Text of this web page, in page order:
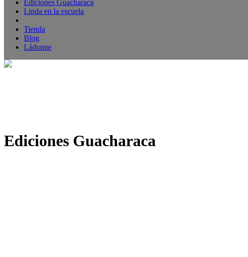
Ediciones Guacharaca
Linda en la escuela
Tienda
Blog
Ládrame
Ediciones Guacharaca